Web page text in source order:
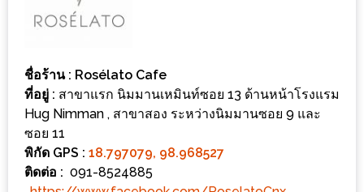
เชียงใหม่
ไม่
เกิน
บาท
รีวิว
ชื่อร้าน : Rosélato Cafe
ที่อยู่ : สาขาแรก นิมมานเหมินท์ซอย 13 ด้านหน้าโรงแรม
Hug Nimman , สาขาสอง ระหว่างนิมมานซอย 9 และ
ซอย 11
พิกัด GPS : 18.797079, 98.968527
ติดต่อ : 091-8524885